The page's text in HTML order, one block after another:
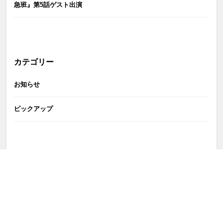
急班』第5話ゲスト出演
カテゴリー
お知らせ
ピックアップ